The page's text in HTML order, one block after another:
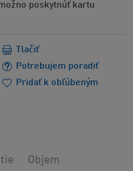
poskytnúť kartu
Potrebujem poradiť
Tlačiť
Pridať k obľúbeným
Objem